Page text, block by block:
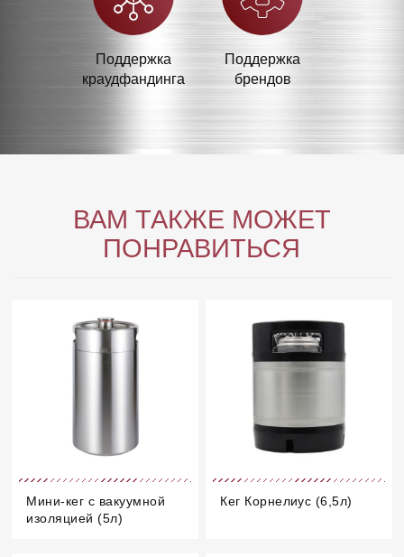
Поддержка
краудфандинга
Поддержка
брендов
ВАМ ТАКЖЕ МОЖЕТ
ПОНРАВИТЬСЯ
Мини-кег с вакуумной
изоляцией (5л)
Кег Корнелиус (6,5л)